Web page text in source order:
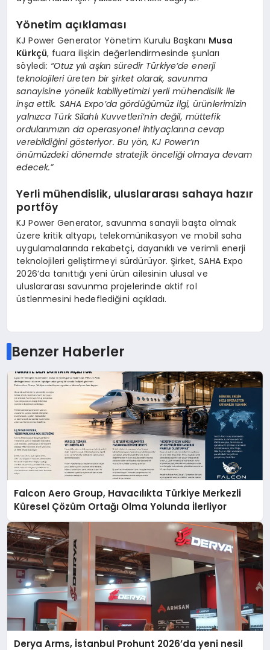
Yönetim açıklaması
KJ Power Generator Yönetim Kurulu Başkanı Musa
Kürkçü, fuara ilişkin değerlendirmesinde şunları
söyledi: “Otuz yılı aşkın süredir Türkiye’de enerji
teknolojileri üreten bir şirket olarak, savunma
sanayisine yönelik kabiliyetimizi yerli mühendislik ile
inşa ettik. SAHA Expo’da gördüğümüz ilgi, ürünlerimizin
yalnızca Türk Silahlı Kuvvetleri’nin değil, müttefik
ordularımızın da operasyonel ihtiyaçlarına cevap
verebildiğini gösteriyor. Bu yön, KJ Power’ın
önümüzdeki dönemde stratejik önceliği olmaya devam
edecek.”
Yerli mühendislik, uluslararası sahaya hazır
portföy
KJ Power Generator, savunma sanayii başta olmak
üzere kritik altyapı, telekomünikasyon ve mobil saha
uygulamalarında rekabetçi, dayanıklı ve verimli enerji
teknolojileri geliştirmeyi sürdürüyor. Şirket, SAHA Expo
2026’da tanıttığı yeni ürün ailesinin ulusal ve
uluslararası savunma projelerinde aktif rol
üstlenmesini hedeflediğini açıkladı.
Benzer Haberler
Falcon Aero Group, Havacılıkta Türkiye Merkezli
Küresel Çözüm Ortağı Olma Yolunda İlerliyor
Derya Arms, İstanbul Prohunt 2026’da yeni nesil